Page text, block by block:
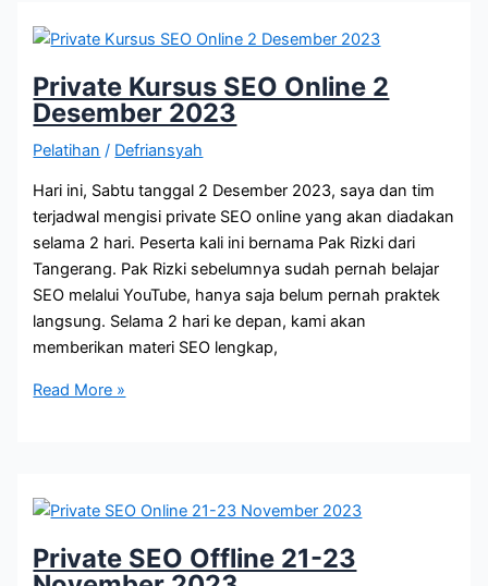
Private Kursus SEO Online 2
Desember 2023
Pelatihan / Defriansyah
Hari ini, Sabtu tanggal 2 Desember 2023, saya dan tim
terjadwal mengisi private SEO online yang akan diadakan
selama 2 hari. Peserta kali ini bernama Pak Rizki dari
Tangerang. Pak Rizki sebelumnya sudah pernah belajar
SEO melalui YouTube, hanya saja belum pernah praktek
langsung. Selama 2 hari ke depan, kami akan
memberikan materi SEO lengkap,
Private
2
Desember
2023
Read More »
Private SEO Offline 21-23